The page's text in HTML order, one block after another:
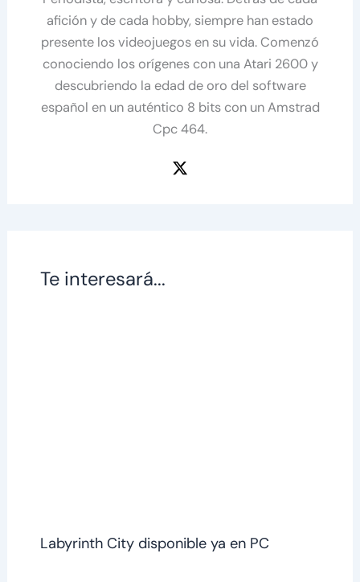
afición y de cada hobby, siempre han estado
presente los videojuegos en su vida. Comenzó
conociendo los orígenes con una Atari 2600 y
descubriendo la edad de oro del software
español en un auténtico 8 bits con un Amstrad
Cpc 464.
Te interesará...
Labyrinth City disponible ya en PC